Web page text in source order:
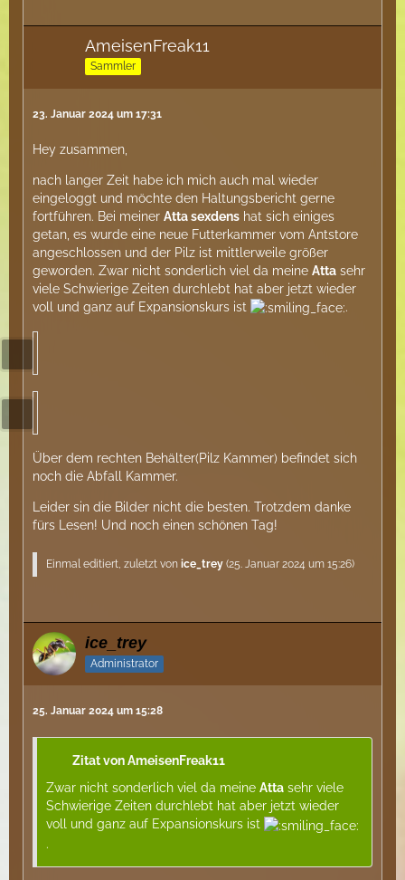
AmeisenFreak11
Sammler
23. Januar 2024 um 17:31
Hey zusammen,
nach langer Zeit habe ich mich auch mal wieder
eingeloggt und möchte den Haltungsbericht gerne
fortführen. Bei meiner Atta sexdens hat sich einiges
getan, es wurde eine neue Futterkammer vom Antstore
angeschlossen und der Pilz ist mittlerweile größer
geworden. Zwar nicht sonderlich viel da meine Atta sehr
viele Schwierige Zeiten durchlebt hat aber jetzt wieder
voll und ganz auf Expansionskurs ist
.
Über dem rechten Behälter(Pilz Kammer) befindet sich
noch die Abfall Kammer.
Leider sin die Bilder nicht die besten. Trotzdem danke
fürs Lesen! Und noch einen schönen Tag!
Einmal editiert, zuletzt von ice_trey (25. Januar 2024 um 15:26)
ice_trey
Administrator
25. Januar 2024 um 15:28
Zitat von AmeisenFreak11
Zwar nicht sonderlich viel da meine Atta sehr viele
Schwierige Zeiten durchlebt hat aber jetzt wieder
voll und ganz auf Expansionskurs ist
.